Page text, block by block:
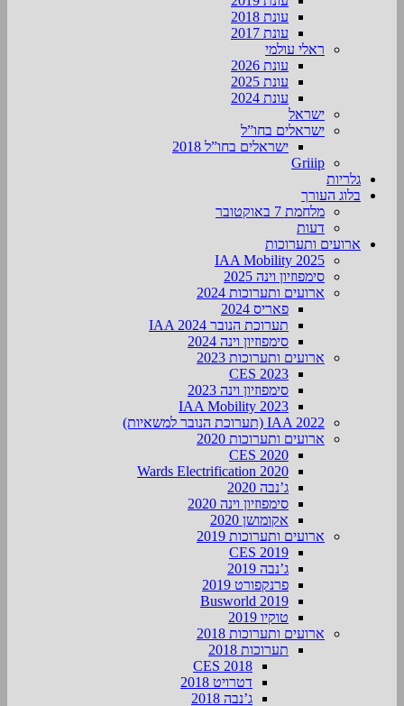
עונת 2018
עונת 2017
ראלי עולמי
עונת 2026
עונת 2025
עונת 2024
ישראל
ישראלים בחו”ל
ישראלים בחו”ל 2018
Griiip
גלריות
בלוג העורך
מלחמת 7 באוקטובר
דעות
ארועים ותערוכות
2025 IAA Mobility
סימפוזיון וינה 2025
ארועים ותערוכות 2024
פאריס 2024
תערוכת הנובר IAA 2024
סימפוזיון וינה 2024
ארועים ותערוכות 2023
CES 2023
סימפוזיון וינה 2023
IAA Mobility 2023
IAA 2022 (תערוכת הנובר למשאיות)
ארועים ותערוכות 2020
CES 2020
Wards Electrification 2020
ג’נבה 2020
סימפוזיון וינה 2020
אקומושן 2020
ארועים ותערוכות 2019
CES 2019
ג’נבה 2019
פרנקפורט 2019
Busworld 2019
טוקיו 2019
ארועים ותערוכות 2018
תערוכות 2018
CES 2018
דטרויט 2018
ג’נבה 2018